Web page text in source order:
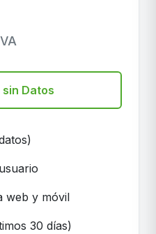
Datos
web y móvil
30 días)